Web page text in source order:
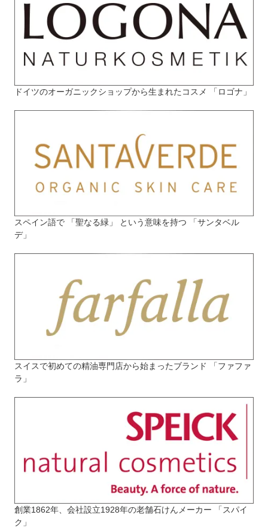
ドイツのオーガニックショップから生まれたコスメ 「ロゴナ」
スペイン語で 「聖なる緑」 という意味を持つ 「サンタベル
デ」
スイスで初めての精油専門店から始まったブランド 「ファファ
ラ」
創業1862年、会社設立1928年の老舗石けんメーカー 「スパイ
ク」